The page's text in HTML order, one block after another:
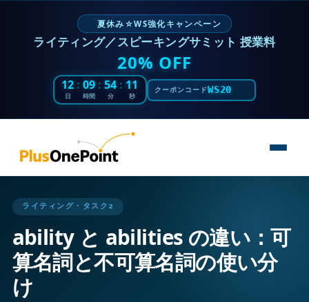
夏休み☆WS強化キャンペーン
ライティング／スピーキングサミット 授業料
20% OFF
12
日
: 09
時間
: 54
分
: 09
秒
クーポンコードWS20
ライティング・タスク2
ability と abilities の違い：可
算名詞と不可算名詞の使い分
け